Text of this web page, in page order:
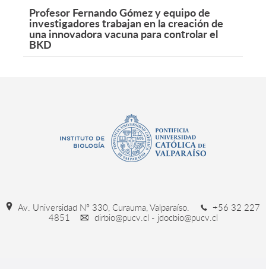
Profesor Fernando Gómez y equipo de
investigadores trabajan en la creación de
una innovadora vacuna para controlar el
BKD
Av. Universidad Nº 330, Curauma, Valparaíso.
+56 32 227
4851
dirbio@pucv.cl - jdocbio@pucv.cl